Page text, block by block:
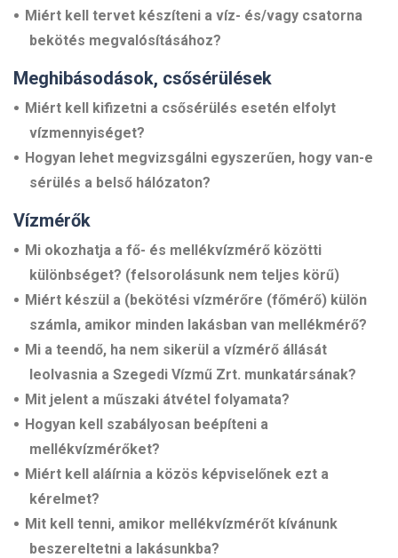
Miért kell tervet készíteni a víz- és/vagy csatorna
bekötés megvalósításához?
Meghibásodások, csősérülések
Miért kell kifizetni a csősérülés esetén elfolyt
vízmennyiséget?
Hogyan lehet megvizsgálni egyszerűen, hogy van-e
sérülés a belső hálózaton?
Vízmérők
Mi okozhatja a fő- és mellékvízmérő közötti
különbséget? (felsorolásunk nem teljes körű)
Miért készül a (bekötési vízmérőre (főmérő) külön
számla, amikor minden lakásban van mellékmérő?
Mi a teendő, ha nem sikerül a vízmérő állását
leolvasnia a Szegedi Vízmű Zrt. munkatársának?
Mit jelent a műszaki átvétel folyamata?
Hogyan kell szabályosan beépíteni a
mellékvízmérőket?
Miért kell aláírnia a közös képviselőnek ezt a
kérelmet?
Mit kell tenni, amikor mellékvízmérőt kívánunk
beszereltetni a lakásunkba?